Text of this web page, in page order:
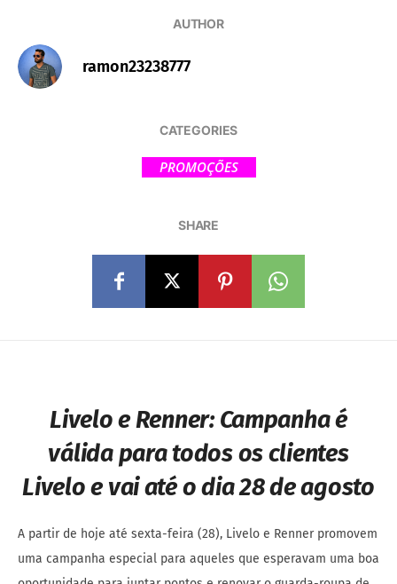
AUTHOR
ramon23238777
CATEGORIES
PROMOÇÕES
SHARE
Livelo e Renner:Campanha é
válida para todos os clientes
Livelo e vai até o dia 28 de agosto
A partir de hoje até sexta-feira (28), Livelo e Renner promovem
uma campanha especial para aqueles que esperavam uma boa